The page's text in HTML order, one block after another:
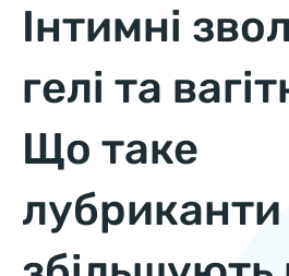
Інтимні
гелі та
Що таке
лубриканти